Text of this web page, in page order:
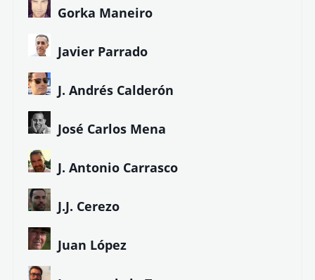
Gorka Maneiro
Javier Parrado
J. Andrés Calderón
José Carlos Mena
J. Antonio Carrasco
J.J. Cerezo
Juan López